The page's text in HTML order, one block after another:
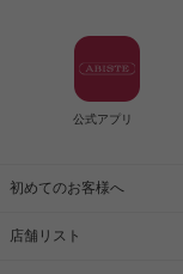
公式アプリ
初めてのお客様へ
店舗リスト